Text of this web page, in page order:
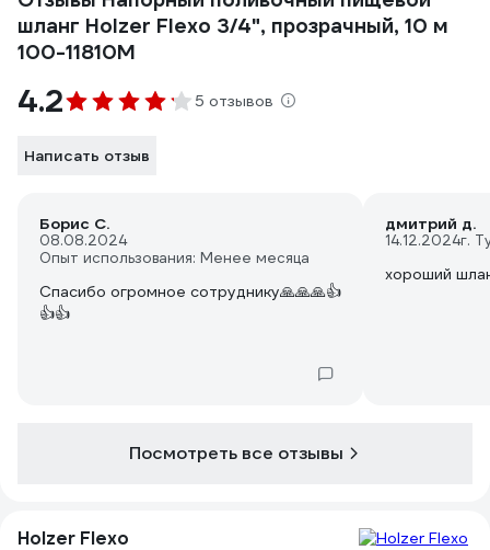
шланг Holzer Flexo 3/4", прозрачный, 10 м
100-11810M
4.2 5 отзывов
Написать отзыв
Борис С.
08.08.2024
Опыт использования: Менее месяца
Спасибо огромное сотруднику🙏🙏🙏👍
👍👍
дмитрий д.
14.12.2024г.
хороший
Посмотреть все отзывы
Holzer Flexo